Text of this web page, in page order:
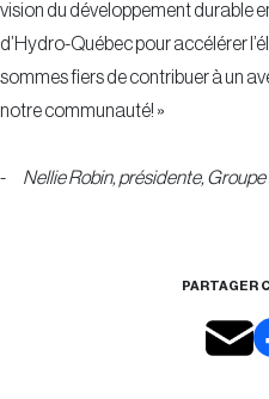
vision du développement durable
d’Hydro-Québec pour accélérer
sommes fiers de contribuer à un
notre communauté! »
- Nellie Robin, présidente, Groupe
PARTAGER